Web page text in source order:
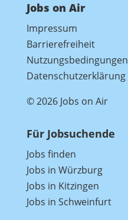
Jobs on Air
Impressum
Barrierefreiheit
Nutzungsbedingungen
Datenschutzerklärung
© 2026 Jobs on Air
Für Jobsuchende
Jobs finden
Jobs in Würzburg
Jobs in Kitzingen
Jobs in Schweinfurt